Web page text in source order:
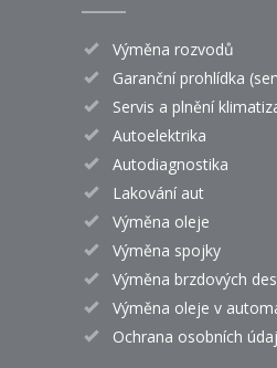
Výměna rozvodů
Garanční prohlídka
Servis a plnění
Autoelektrika
Autodiagnostika
Lakování aut
Výměna oleje
Výměna spojky
Výměna brzdových
Výměna oleje v
Ochrana osobních